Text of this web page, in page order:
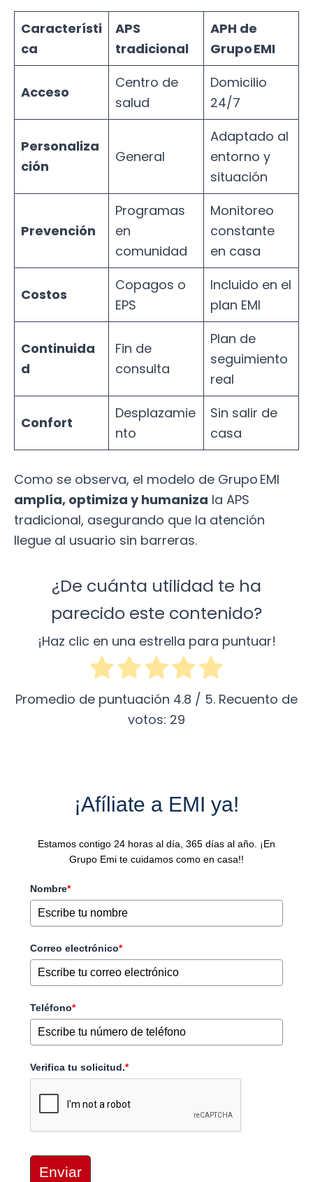
Característi
ca
APS
tradicional
APH de
Grupo EMI
Acceso
Centro de
salud
Domicilio
24/7
Personaliza
ción
General
Adaptado al
entorno y
situación
Prevención
Programas
en
comunidad
Monitoreo
constante
en casa
Costos
Copagos o
EPS
Incluido en el
plan EMI
Continuida
d
Fin de
consulta
Plan de
seguimiento
real
Confort
Desplazamie
nto
Sin salir de
casa
Como se observa, el modelo de Grupo EMI
amplía, optimiza y humaniza la APS
tradicional, asegurando que la atención
llegue al usuario sin barreras.
¿De cuánta utilidad te ha
parecido este contenido?
¡Haz clic en una estrella para puntuar!
Promedio de puntuación 4.8 / 5. Recuento de
votos: 29
¡Afíliate a EMI ya!
Estamos contigo 24 horas al día, 365 días al año. ¡En
Grupo Emi te cuidamos como en casa!!
Nombre*
Correo electrónico*
Teléfono*
Verifica tu solicitud.*
Enviar